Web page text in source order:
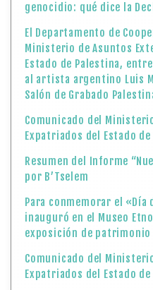
genocidio: qué dice la
El Departamento de
Ministerio de Asuntos
Estado de Palestina,
al artista argentino Luis
Salón de Grabado
Comunicado del
Expatriados del Estado
Resumen del Informe
por B’Tselem
Para conmemorar el
inauguró en el Museo
exposición de
Comunicado del
Expatriados del Estado